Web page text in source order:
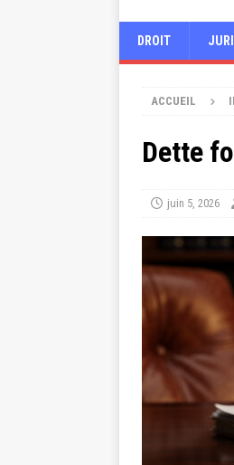
DROIT
ACCUEIL
Dette
juin 5, 2026